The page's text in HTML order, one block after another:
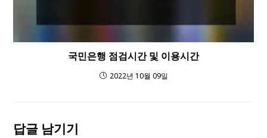
국민은행 점검시간 및 이용시간
2022년 10월 09일
답글 남기기